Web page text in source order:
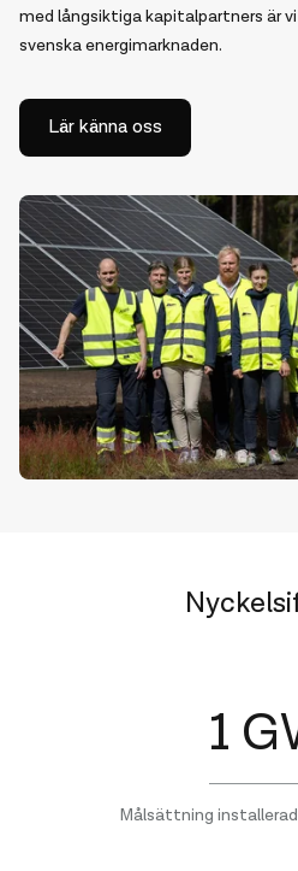
med långsiktiga kapitalpartners är
svenska energimarknaden.
Lär känna oss
1
Målsättning